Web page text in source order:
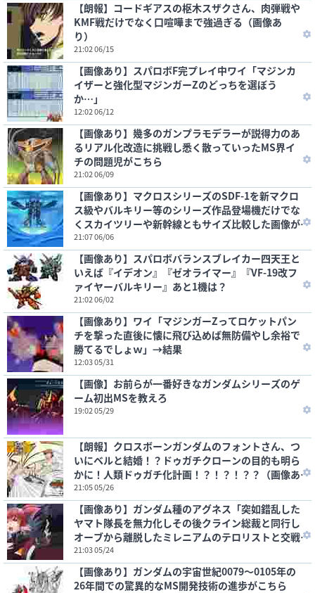
【朗報】コードギアスの枢木スザクさん、肉弾戦や
KMF戦だけでなく口喧嘩まで強過ぎる（画像あ
り）
21:02 06/15
【画像あり】スパロボF完プレイ中ワイ「マジンカ
イザーと強化型マジンガーZのどっちを選ぼう
か…」
12:02 06/12
【画像あり】幾多のガンプラモデラーが説得力のあ
るリアル化改造に挑戦し悉く散っていったMS界イ
チの問題児がこちら
21:02 06/09
【画像あり】マクロスシリーズのSDF-1を新マクロ
ス級やバルキリー等のシリーズ作品登場機だけでな
くスカイツリーや新幹線ともサイズ比較した画像が
こちら
21:07 06/06
【画像あり】スパロボバランスブレイカー四天王と
いえば『イデオン』『ゼオライマー』『VF-19改フ
ァイヤーバルキリー』あと1機は？
21:02 06/02
【画像あり】ワイ「マジンガーZってロケットパン
チを撃った直後に懐に飛び込めば無防備やし余裕で
勝てるでしょｗ」→結果
12:03 05/31
【画像】お前らが一番好きなガンダムシリーズのゲ
ーム初出MSを教えろ
19:02 05/29
【朗報】クロスボーンガンダムのフォントさん、つ
いにベルと結婚！？ドゥガチクローンの目的も明ら
かに！人類ドゥガチ化計画！？！？！？？（画像あ
り）
21:05 05/26
【画像あり】ガンダム種のアグネス「突如錯乱した
ヤマト隊長を無力化しその後クライン総裁と同行し
オーブから離脱したミレニアムのテロリストと交戦
しました」←この忠義の女
21:03 05/24
【画像あり】ガンダムの宇宙世紀0079～0105年の
26年間での驚異的なMS開発技術の進歩がこちら